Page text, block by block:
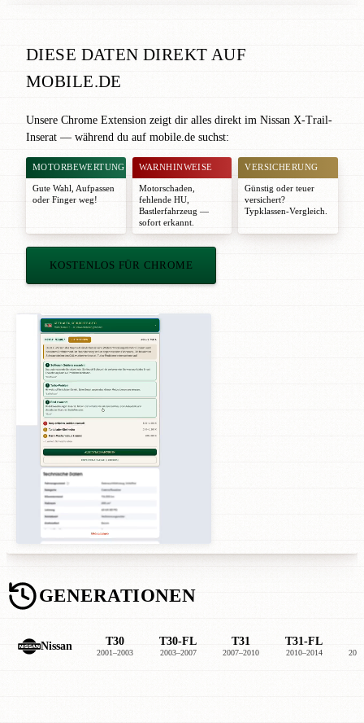
DIESE DATEN DIREKT AUF
MOBILE.DE
Unsere Chrome Extension zeigt dir alles direkt im Nissan X-Trail-
Inserat — während du auf mobile.de suchst:
MOTORBEWERTUNG
Gute Wahl
Aufpassen
oder Finger weg!
WARNHINWEISE
Motorschaden,
fehlende HU,
Bastlerfahrzeug —
sofort erkannt.
VERSICHERUNG
Günstig oder teuer
versichert?
Typklassen-Vergleich.
KOSTENLOS FÜR CHROME
GENERATIONEN
Nissan T30
2001–2003
T30-FL
2003–2007
T31
2007–2010
T31-FL
2010–2014